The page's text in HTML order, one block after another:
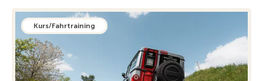
Kurs/Fahrtraining